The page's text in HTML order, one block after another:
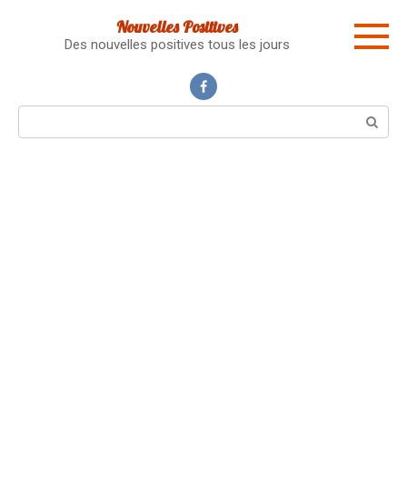
Nouvelles Positives
Des nouvelles positives tous les jours